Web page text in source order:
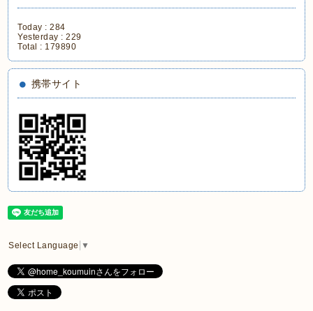
Today :284
Yesterday :229
Total : 179890
携帯サイト
Select Language ▼